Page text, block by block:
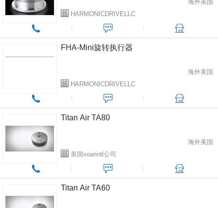
海外美国
HARMONICDRIVELLC
FHA-Mini旋转执行器
海外美国
HARMONICDRIVELLC
Titan Air TA80
海外美国
美国xoarintl公司
Titan Air TA60